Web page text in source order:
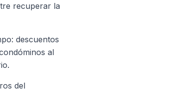
recuperar la
descuentos
al
del